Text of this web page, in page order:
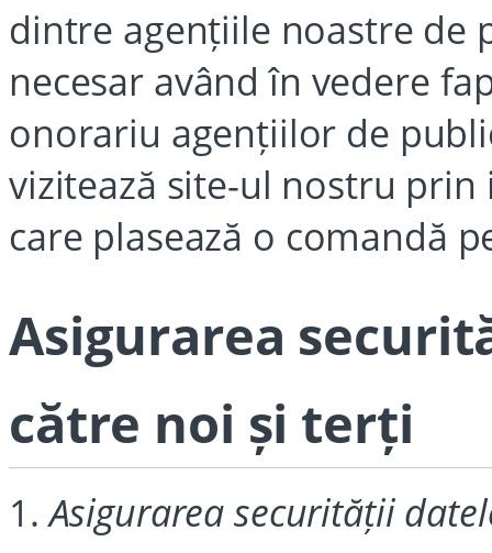
dintre agențiile noastre de
necesar având în vedere
onorariu agențiilor de
vizitează site-ul nostru
care plasează o comandă
Asigurarea
către noi și terți
1.Asigurarea securității